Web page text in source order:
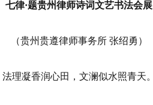
七律·题贵州律师诗词文艺书法会展
（贵州贵遵律师事务所 张绍勇）
法理凝香润心田，文澜似水照青天。